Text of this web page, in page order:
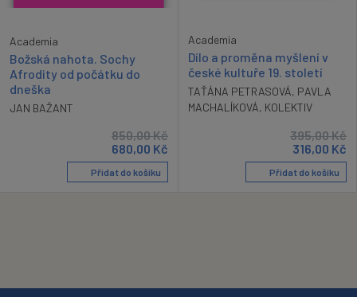
Academia
Božská nahota. Sochy
Afrodity od počátku do
dneška
JAN BAŽANT
850,00Kč
680,00 Kč
Přidat do košíku
Academia
Dílo a proměna myšlení v
české kultuře 19. století
TAŤÁNA PETRASOVÁ, PAVLA
MACHALÍKOVÁ, KOLEKTIV
395,00Kč
316,00 Kč
Přidat do košíku